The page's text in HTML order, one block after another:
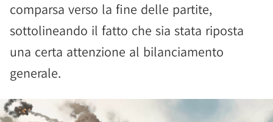
comparsa verso la fine delle partite,
sottolineando il fatto che sia stata riposta
una certa attenzione al bilanciamento
generale.